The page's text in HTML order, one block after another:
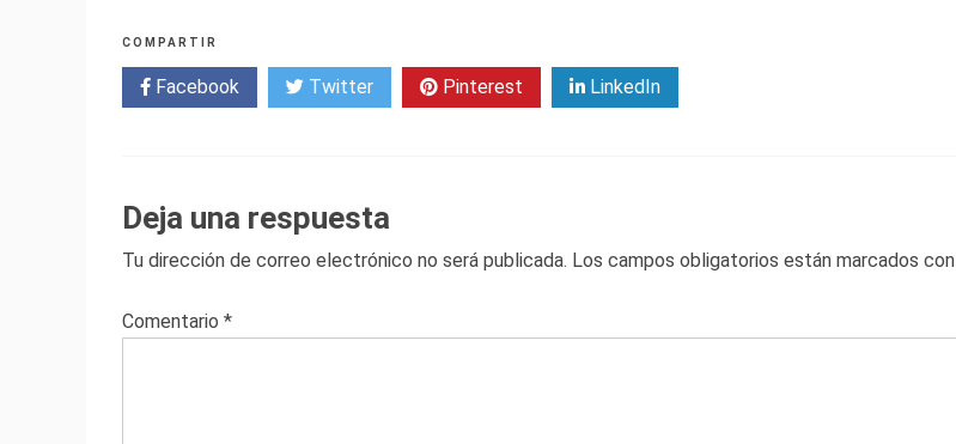
COMPARTIR
Facebook Twitter Pinterest LinkedIn
Deja una respuesta
Tu dirección de correo electrónico no será publicada. Los campos obligatorios están marcados con
Comentario *